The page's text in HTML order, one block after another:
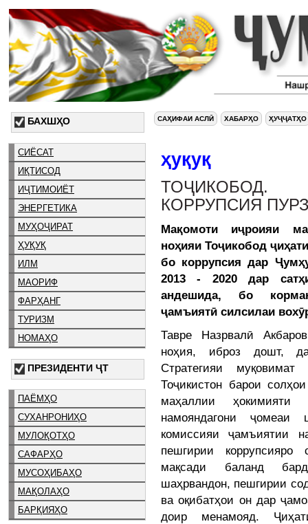
БАХШҲО
СИЁСАТ
ИҚТИСОД
ИҶТИМОИЁТ
ЭНЕРГЕТИКА
МУҲОҶИРАТ
ҲУҚУҚ
ИЛМ
МАОРИФ
ФАРҲАНГ
ТУРИЗМ
НОМАҲО
ПРЕЗИДЕНТИ ҶТ
ПАЁМҲО
СУХАНРОНИҲО
МУЛОҚОТҲО
САФАРҲО
МУСОҲИБАҲО
МАҚОЛАҲО
БАРҚИЯҲО
САҲИФАИ АСЛӢ ХАБАРҲО ҲУҶҶАТҲО
ҳуқуқ
КОРРУПСИЯ
Мақомоти иҷроияи
ноҳияи Тоҷикобод
бо коррупсия дар
2013 - 2020 дар
андешида, бо
ҷамъиятӣ силсилаи
Тавре Назрвалӣ
ноҳия, иброз дошт,
Стратегияи
Тоҷикистон барои
маҳаллии
намояндагони
комиссияи ҷамъиятии
пешгирии
мақсади баланд
шаҳрвандон, пешгирии
ва оқибатҳои он дар
доир менамояд.